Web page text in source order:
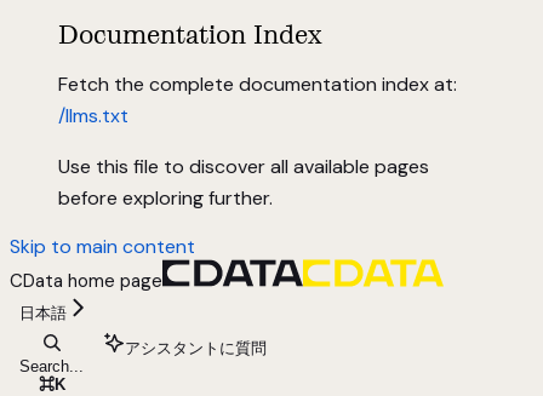
Documentation Index
Fetch the complete documentation index at:
/llms.txt
Use this file to discover all available pages
before exploring further.
Skip to main content
CData home page
日本語
Search...
⌘K
アシスタントに質問